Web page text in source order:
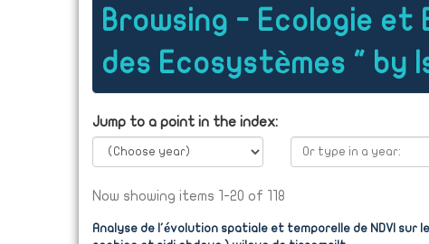
Browsing - Ecologie
des Ecosystèmes " by
Jump to a point in the index:
Now showing items 1-20 of 118
Analyse de l'évolution spatiale et temporelle de NDVI